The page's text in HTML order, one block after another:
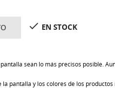
 EN STOCK
sean lo más precisos posible.
pantalla y los colores de los productos